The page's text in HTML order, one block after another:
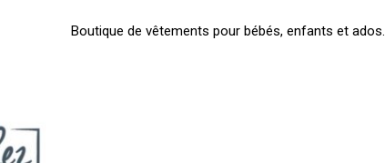
Boutique de vêtements pour bébés, enfants et ados.